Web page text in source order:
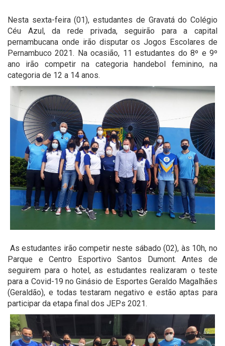
Nesta sexta-feira (01), estudantes de Gravatá do Colégio
Céu Azul, da rede privada, seguirão para a capital
pernambucana onde irão disputar os Jogos Escolares de
Pernambuco 2021. Na ocasião, 11 estudantes do 8º e 9º
ano irão competir na categoria handebol feminino, na
categoria de 12 a 14 anos.
As estudantes irão competir neste sábado (02), às 10h, no
Parque e Centro Esportivo Santos Dumont. Antes de
seguirem para o hotel, as estudantes realizaram o teste
para a Covid-19 no Ginásio de Esportes Geraldo Magalhães
(Geraldão), e todas testaram negativo e estão aptas para
participar da etapa final dos JEPs 2021.